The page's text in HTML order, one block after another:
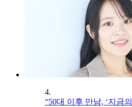
4.
“50대 이후 만남, ‘지금